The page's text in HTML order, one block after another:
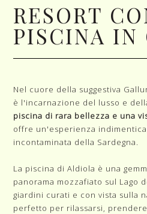
RESORT
PISCINA IN
Nel cuore della suggestiva
è l'incarnazione del lusso e
piscina di rara bellezza e una
offre un'esperienza
incontaminata della Sardegna.
La piscina di Aldiola è una
panorama mozzafiato sul Lago
giardini curati e con vista sulla
perfetto per rilassarsi,